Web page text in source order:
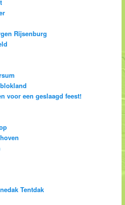
Rijsenburg
voor een geslaagd feest!
Tentdak